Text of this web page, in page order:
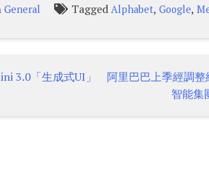
General Tagged Alphabet, Google,
3.0「生成式UI」
阿里巴巴上季經調
智能集